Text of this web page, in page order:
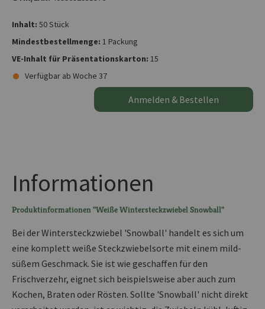
Inhalt: 50 Stück
Mindestbestellmenge: 1 Packung
VE-Inhalt für Präsentationskarton: 15
Verfügbar ab Woche 37
Anmelden & Bestellen
Informationen
Produktinformationen "Weiße Wintersteckzwiebel Snowball"
Bei der Wintersteckzwiebel 'Snowball' handelt es sich um
eine komplett weiße Steckzwiebelsorte mit einem mild-
süßem Geschmack. Sie ist wie geschaffen für den
Frischverzehr, eignet sich beispielsweise aber auch zum
Kochen, Braten oder Rösten. Sollte 'Snowball' nicht direkt